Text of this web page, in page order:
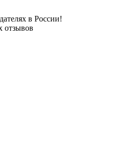
в России!
отзывов